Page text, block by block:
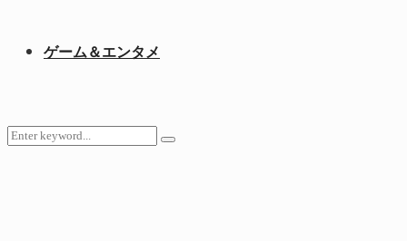
ゲーム＆エンタメ
Search
Search